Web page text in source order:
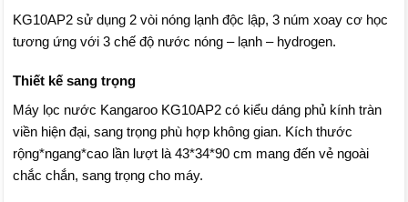
KG10AP2 sử dụng 2 vòi nóng lạnh độc lập, 3 núm xoay cơ học
tương ứng với 3 chế độ nước nóng – lạnh – hydrogen.
Thiết kế sang trọng
Máy lọc nước Kangaroo KG10AP2 có kiểu dáng phủ kính tràn
viền hiện đại, sang trọng phù hợp không gian. Kích thước
rộng*ngang*cao lần lượt là 43*34*90 cm mang đến vẻ ngoài
chắc chắn, sang trọng cho máy.